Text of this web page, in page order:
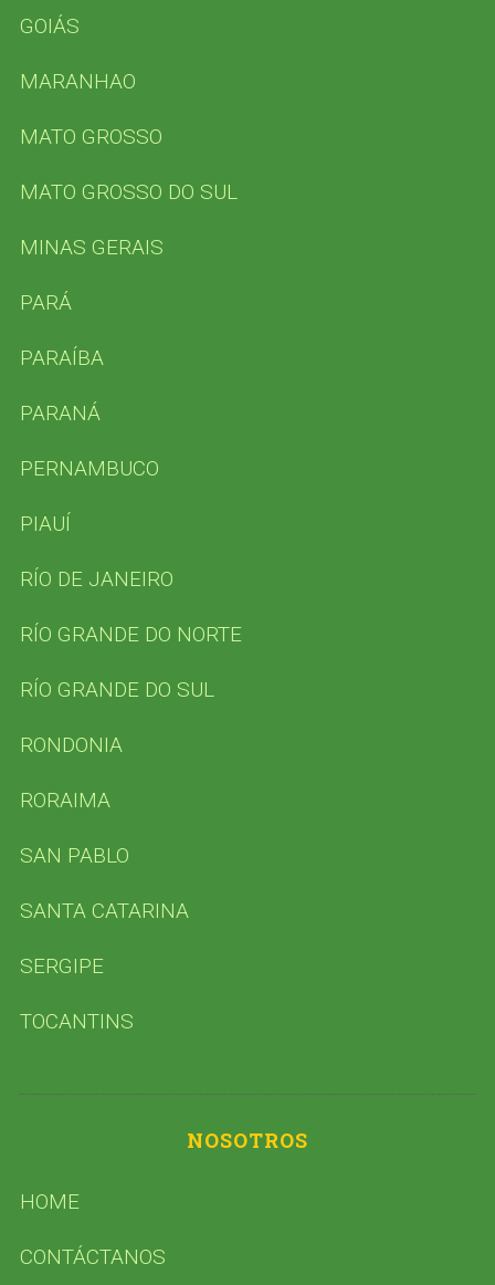
GOIÁS
MARANHAO
MATO GROSSO
MATO GROSSO DO SUL
MINAS GERAIS
PARÁ
PARAÍBA
PARANÁ
PERNAMBUCO
PIAUÍ
RÍO DE JANEIRO
RÍO GRANDE DO NORTE
RÍO GRANDE DO SUL
RONDONIA
RORAIMA
SAN PABLO
SANTA CATARINA
SERGIPE
TOCANTINS
NOSOTROS
HOME
CONTÁCTANOS
r